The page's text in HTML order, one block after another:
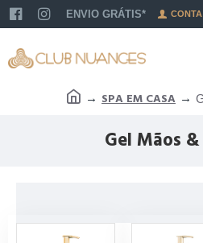
ENVIO GRÁTIS* CONTA
SPA EM CASA
Gel Mãos